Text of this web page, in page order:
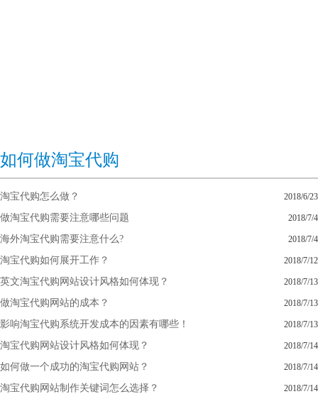
如何做淘宝代购
淘宝代购怎么做？ 2018/6/23
做淘宝代购需要注意哪些问题 2018/7/4
海外淘宝代购需要注意什么? 2018/7/4
淘宝代购如何展开工作？ 2018/7/12
英文淘宝代购网站设计风格如何体现？ 2018/7/13
做淘宝代购网站的成本？ 2018/7/13
影响淘宝代购系统开发成本的因素有哪些！ 2018/7/13
淘宝代购网站设计风格如何体现？ 2018/7/14
如何做一个成功的淘宝代购网站？ 2018/7/14
淘宝代购网站制作关键词怎么选择？ 2018/7/14